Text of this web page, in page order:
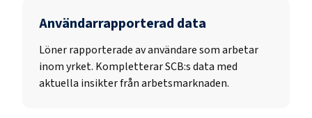
Användarrapporterad data
Löner rapporterade av användare som arbetar
inom yrket. Kompletterar SCB:s data med
aktuella insikter från arbetsmarknaden.